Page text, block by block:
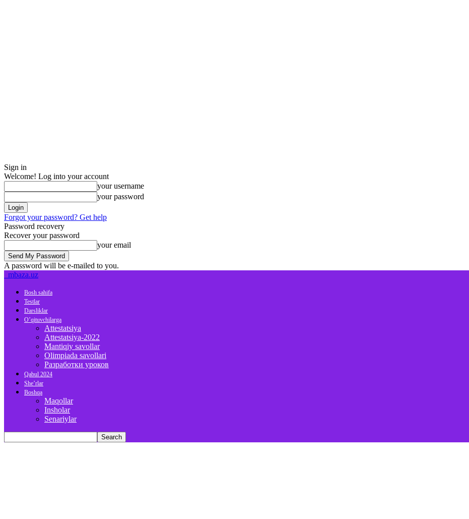
Sign in
Welcome! Log into your account
your username
your password
Forgot your password? Get help
Password recovery
Recover your password
your email
A password will be e-mailed to you.
mbaza.uz
Bosh sahifa
Testlar
Darsliklar
O’qituvchilarga
Attestatsiya
Attestatsiya-2022
Mantiqiy savollar
Olimpiada savollari
Разработки уроков
Qabul 2024
She’rlar
Boshqa
Maqollar
Insholar
Senariylar